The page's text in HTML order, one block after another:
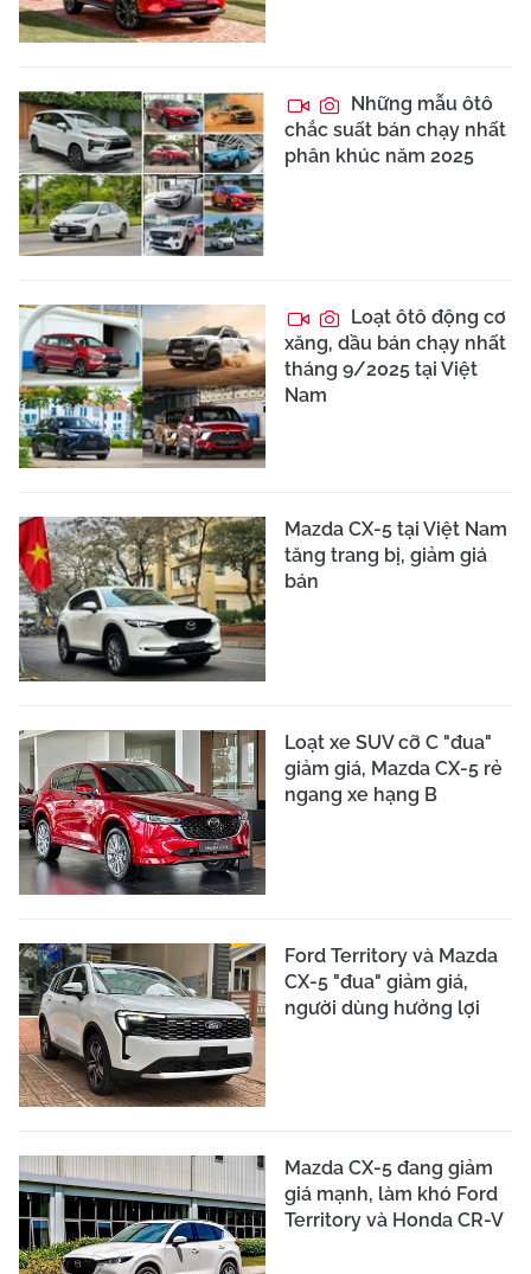
Những mẫu ôtô
chắc suất bán chạy nhất
phân khúc năm 2025
Loạt ôtô động cơ
xăng, dầu bán chạy nhất
tháng 9/2025 tại Việt
Nam
Mazda CX-5 tại Việt Nam
tăng trang bị, giảm giá
bán
Loạt xe SUV cỡ C "đua"
giảm giá, Mazda CX-5 rẻ
ngang xe hạng B
Ford Territory và Mazda
CX-5 "đua" giảm giá,
người dùng hưởng lợi
Mazda CX-5 đang giảm
giá mạnh, làm khó Ford
Territory và Honda CR-V